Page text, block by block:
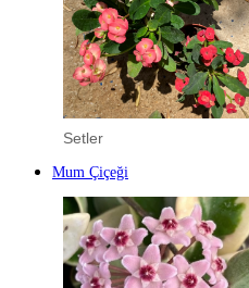
Setler
Mum Çiçeği